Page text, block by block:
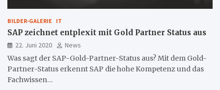
BILDER-GALERIE IT
SAP zeichnet entplexit mit Gold Partner Status aus
22. Juni 2020
News
Was sagt der SAP-Gold-Partner-Status aus? Mit dem Gold-
Partner-Status erkennt SAP die hohe Kompetenz und das
Fachwissen…